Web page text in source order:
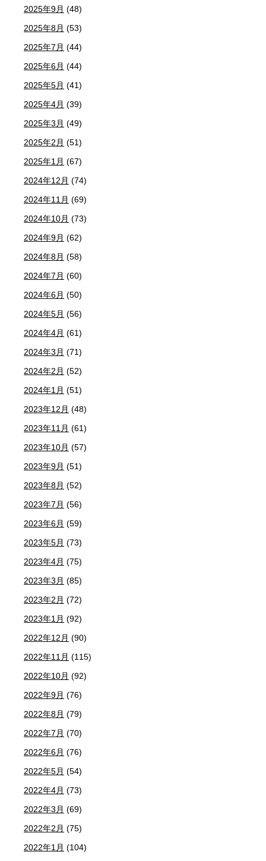
2025年9月 (48)
2025年8月 (53)
2025年7月 (44)
2025年6月 (44)
2025年5月 (41)
2025年4月 (39)
2025年3月 (49)
2025年2月 (51)
2025年1月 (67)
2024年12月 (74)
2024年11月 (69)
2024年10月 (73)
2024年9月 (62)
2024年8月 (58)
2024年7月 (60)
2024年6月 (50)
2024年5月 (56)
2024年4月 (61)
2024年3月 (71)
2024年2月 (52)
2024年1月 (51)
2023年12月 (48)
2023年11月 (61)
2023年10月 (57)
2023年9月 (51)
2023年8月 (52)
2023年7月 (56)
2023年6月 (59)
2023年5月 (73)
2023年4月 (75)
2023年3月 (85)
2023年2月 (72)
2023年1月 (92)
2022年12月 (90)
2022年11月 (115)
2022年10月 (92)
2022年9月 (76)
2022年8月 (79)
2022年7月 (70)
2022年6月 (76)
2022年5月 (54)
2022年4月 (73)
2022年3月 (69)
2022年2月 (75)
2022年1月 (104)